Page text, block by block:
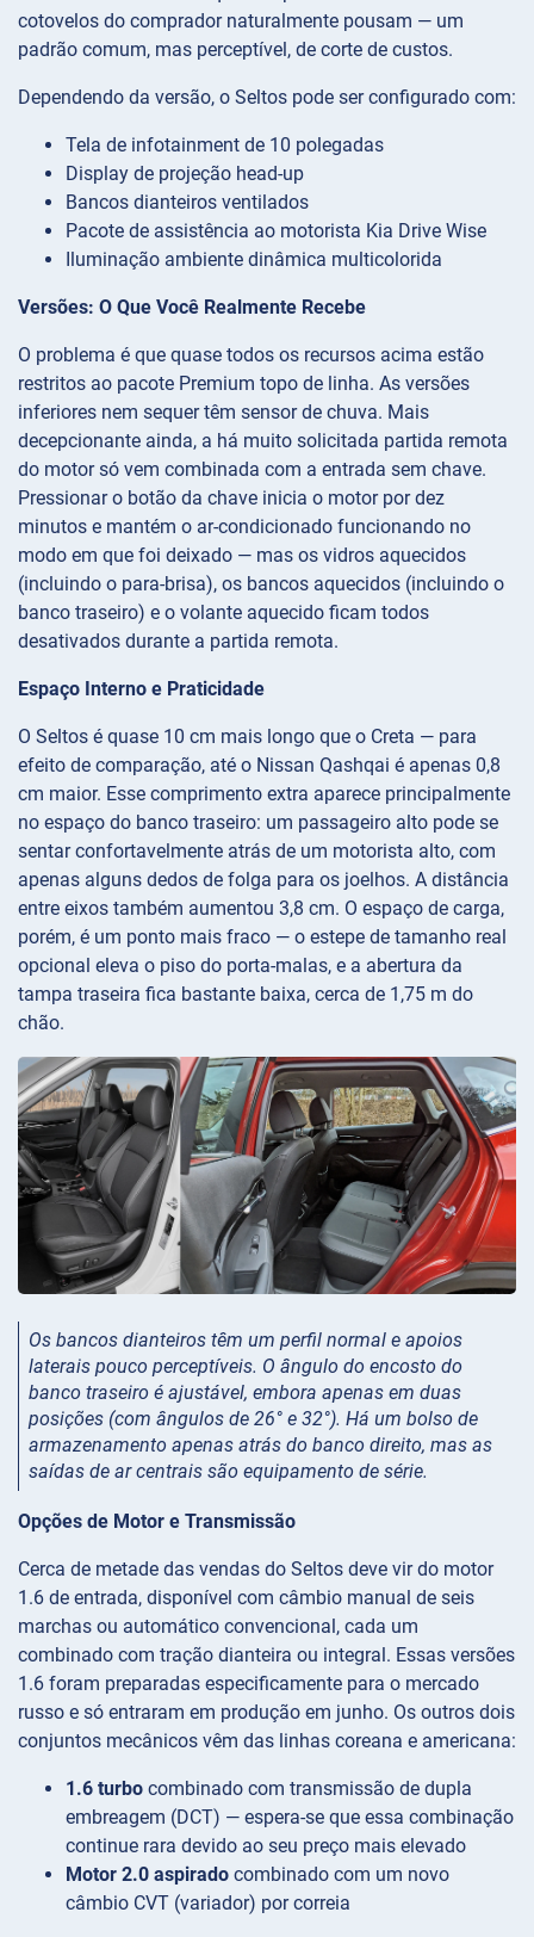
cotovelos do comprador naturalmente pousam — um
padrão comum, mas perceptível, de corte de custos.
Dependendo da versão, o Seltos pode ser configurado com:
Tela de infotainment de 10 polegadas
Display de projeção head-up
Bancos dianteiros ventilados
Pacote de assistência ao motorista Kia Drive Wise
Iluminação ambiente dinâmica multicolorida
Versões: O Que Você Realmente Recebe
O problema é que quase todos os recursos acima estão
restritos ao pacote Premium topo de linha. As versões
inferiores nem sequer têm sensor de chuva. Mais
decepcionante ainda, a há muito solicitada partida remota
do motor só vem combinada com a entrada sem chave.
Pressionar o botão da chave inicia o motor por dez
minutos e mantém o ar-condicionado funcionando no
modo em que foi deixado — mas os vidros aquecidos
(incluindo o para-brisa), os bancos aquecidos (incluindo o
banco traseiro) e o volante aquecido ficam todos
desativados durante a partida remota.
Espaço Interno e Praticidade
O Seltos é quase 10 cm mais longo que o Creta — para
efeito de comparação, até o Nissan Qashqai é apenas 0,8
cm maior. Esse comprimento extra aparece principalmente
no espaço do banco traseiro: um passageiro alto pode se
sentar confortavelmente atrás de um motorista alto, com
apenas alguns dedos de folga para os joelhos. A distância
entre eixos também aumentou 3,8 cm. O espaço de carga,
porém, é um ponto mais fraco — o estepe de tamanho real
opcional eleva o piso do porta-malas, e a abertura da
tampa traseira fica bastante baixa, cerca de 1,75 m do
chão.
Os bancos dianteiros têm um perfil normal e apoios
laterais pouco perceptíveis. O ângulo do encosto do
banco traseiro é ajustável, embora apenas em duas
posições (com ângulos de 26° e 32°). Há um bolso de
armazenamento apenas atrás do banco direito, mas as
saídas de ar centrais são equipamento de série.
Opções de Motor e Transmissão
Cerca de metade das vendas do Seltos deve vir do motor
1.6 de entrada, disponível com câmbio manual de seis
marchas ou automático convencional, cada um
combinado com tração dianteira ou integral. Essas versões
1.6 foram preparadas especificamente para o mercado
russo e só entraram em produção em junho. Os outros dois
conjuntos mecânicos vêm das linhas coreana e americana:
1.6 turbo combinado com transmissão de dupla
embreagem (DCT) — espera-se que essa combinação
continue rara devido ao seu preço mais elevado
Motor 2.0 aspirado combinado com um novo
câmbio CVT (variador) por correia